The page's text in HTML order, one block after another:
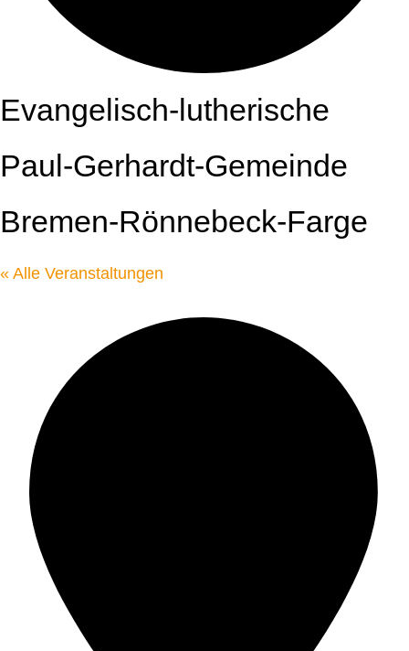
Evangelisch-lutherische
Paul-Gerhardt-Gemeinde
Bremen-Rönnebeck-Farge
« Alle Veranstaltungen